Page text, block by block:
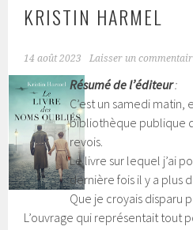
KRISTIN HARMEL
14 août 2023 Laisser un
Résumé de l’éditeur:
C’est un samedi matin,
bibliothèque publique
revois.
Le livre sur lequel j’ai
dernière fois il y a plus
Que je croyais disparu
L’ouvrage qui représentait tout